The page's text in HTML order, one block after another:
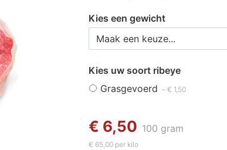
Kies een gewicht
Kies uw soort ribeye
Grasgevoerd – € 1,50
€ 6,50 100 gram
€ 65,00 per kilo